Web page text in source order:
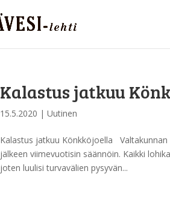
Kalastus jatkuu
15.5.2020 |Uutinen
Kalastus jatkuu Könkköjoella
jälkeen viimevuotisin säännöin. Kaikki
joten luulisi turvavälien pysyvän...